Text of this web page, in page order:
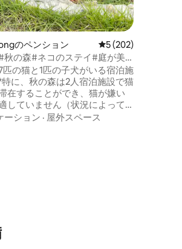
つ星の平均評価
のペンション レビュー202件、5
5 (202)
秋の森#ネコのステイ#庭が美
専用バーベキューデッキ#セス
匹の猫と1匹の子犬がいる宿泊施
在することができ、猫が嫌い
していません（状況によって
や水を与えることができます
2階建て（1階 - ソファとマッサ
、2階 - 寝室）で、約18坪のス
ーション · 屋外スペース